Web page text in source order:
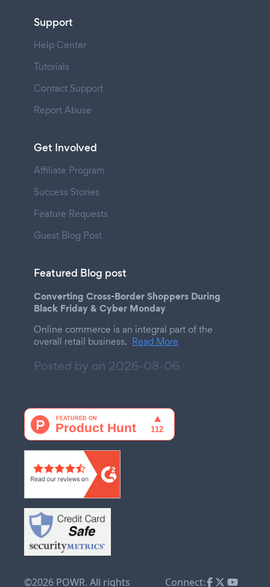
Support
Help Center
Tutorials
Contact Support
Report Abuse
Get Involved
Affiliate Program
Success Stories
Feature Requests
Guest Blog Post
Featured Blog post
Converting Cross-Border Shoppers During
Black Friday & Cyber Monday
Online commerce is an integral part of the
overall retail business. Read More
Posted by on 2026-08-06
©2026 POWR. All rights Connect: